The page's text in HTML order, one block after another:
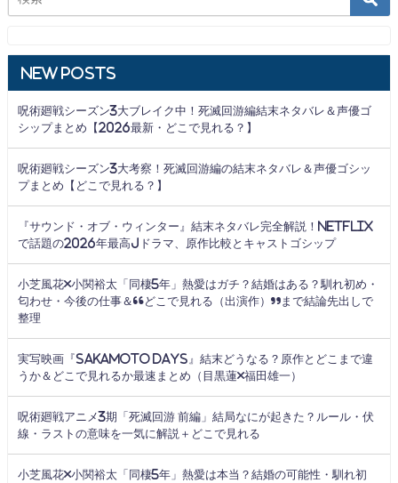
New Posts
呪術廻戦シーズン3大ブレイク中！死滅回游編結末ネタバレ＆声優ゴ
シップまとめ【2026最新・どこで見れる？】
呪術廻戦シーズン3大考察！死滅回游編の結末ネタバレ＆声優ゴシッ
プまとめ【どこで見れる？】
『サウンド・オブ・ウィンター』結末ネタバレ完全解説！Netflix
で話題の2026年最高Jドラマ、原作比較とキャストゴシップ
小芝風花×小関裕太「同棲5年」熱愛はガチ？結婚はある？馴れ初め・
匂わせ・今後の仕事＆“どこで見れる（出演作）”まで結論先出しで
整理
実写映画『SAKAMOTO DAYS』結末どうなる？原作とどこまで違
うか＆どこで見れるか最速まとめ（目黒蓮×福田雄一）
呪術廻戦アニメ3期「死滅回游 前編」結局なにが起きた？ルール・伏
線・ラストの意味を一気に解説＋どこで見れる
小芝風花×小関裕太「同棲5年」熱愛は本当？結婚の可能性・馴れ初